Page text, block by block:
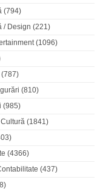
(794)
/ Design (221)
(1096)
(787)
(810)
(985)
(1841)
(4366)
(437)